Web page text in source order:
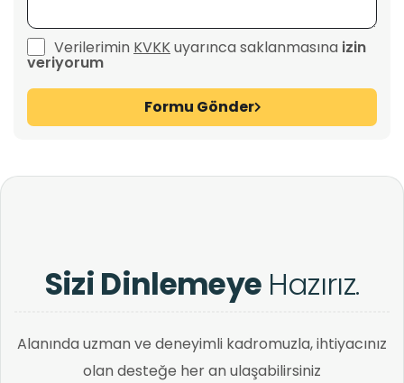
Verilerimin KVKKuyarınca saklanmasına izin
veriyorum
Formu Gönder
Sizi Dinlemeye Hazırız.
Alanında uzman ve deneyimli kadromuzla, ihtiyacınız
olan desteğe her an ulaşabilirsiniz